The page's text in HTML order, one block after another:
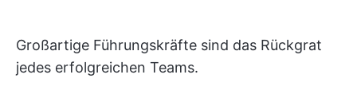
Großartige Führungskräfte sind das Rückgrat
jedes erfolgreichen Teams.